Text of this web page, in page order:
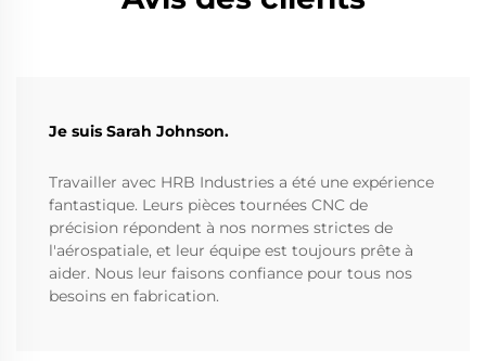
Je suis Sarah Johnson.
Travailler avec HRB Industries a été une expérience
fantastique. Leurs pièces tournées CNC de
précision répondent à nos normes strictes de
l'aérospatiale, et leur équipe est toujours prête à
aider. Nous leur faisons confiance pour tous nos
besoins en fabrication.